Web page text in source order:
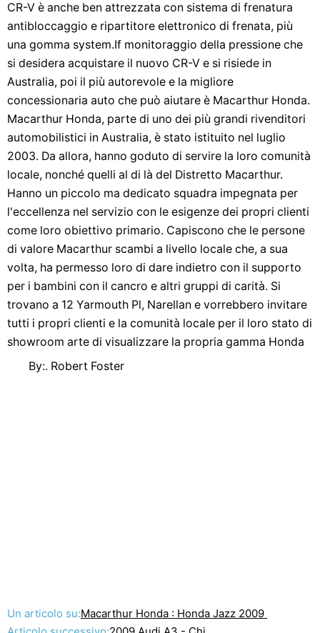
CR-V è anche ben attrezzata con sistema di frenatura
antibloccaggio e ripartitore elettronico di frenata, più
una gomma system.If monitoraggio della pressione che
si desidera acquistare il nuovo CR-V e si risiede in
Australia, poi il più autorevole e la migliore
concessionaria auto che può aiutare è Macarthur Honda.
Macarthur Honda, parte di uno dei più grandi rivenditori
automobilistici in Australia, è stato istituito nel luglio
2003. Da allora, hanno goduto di servire la loro comunità
locale, nonché quelli al di là del Distretto Macarthur.
Hanno un piccolo ma dedicato squadra impegnata per
l'eccellenza nel servizio con le esigenze dei propri clienti
come loro obiettivo primario. Capiscono che le persone
di valore Macarthur scambi a livello locale che, a sua
volta, ha permesso loro di dare indietro con il supporto
per i bambini con il cancro e altri gruppi di carità. Si
trovano a 12 Yarmouth Pl, Narellan e vorrebbero invitare
tutti i propri clienti e la comunità locale per il loro stato di
showroom arte di visualizzare la propria gamma Honda
By:. Robert Foster
Un articolo su:Macarthur Honda : Honda Jazz 2009